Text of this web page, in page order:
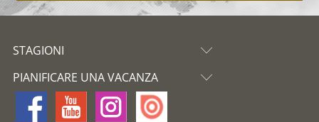
STAGIONI
PIANIFICARE UNA VACANZA